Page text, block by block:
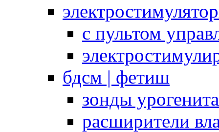
с пультом
бдсм | фетиш
зонды
расширители